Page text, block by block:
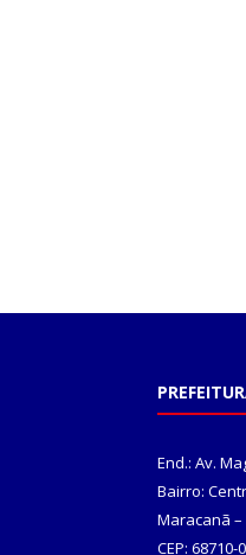
End.: Av.
Bairro:
Maracanã –
CEP: 68710-